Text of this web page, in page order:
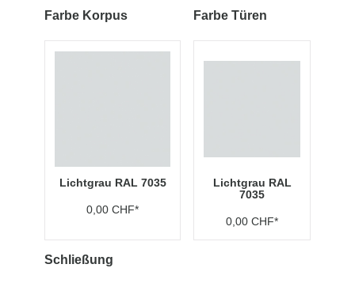
Farbe Korpus
Lichtgrau RAL 7035
0,00 CHF*
Farbe Türen
Lichtgrau RAL
7035
0,00 CHF*
Schließung